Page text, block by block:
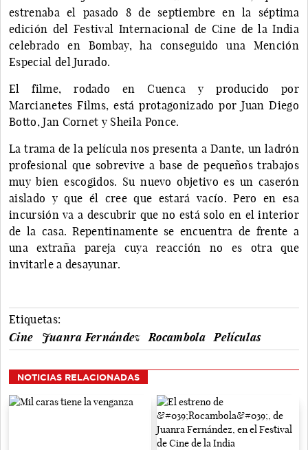
estrenaba el pasado 8 de septiembre en la séptima
edición del Festival Internacional de Cine de la India
celebrado en Bombay, ha conseguido una Mención
Especial del Jurado.
El filme, rodado en Cuenca y producido por
Marcianetes Films, está protagonizado por Juan Diego
Botto, Jan Cornet y Sheila Ponce.
La trama de la película nos presenta a Dante, un ladrón
profesional que sobrevive a base de pequeños trabajos
muy bien escogidos. Su nuevo objetivo es un caserón
aislado y que él cree que estará vacío. Pero en esa
incursión va a descubrir que no está solo en el interior
de la casa. Repentinamente se encuentra de frente a
una extraña pareja cuya reacción no es otra que
invitarle a desayunar.
Etiquetas:
Cine
Juanra Fernández Rocambola Películas
NOTICIAS RELACIONADAS